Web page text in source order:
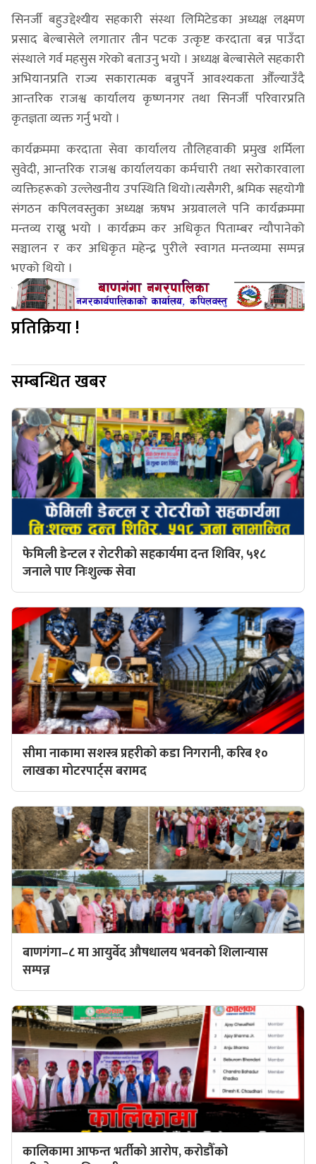
सिनर्जी बहुउद्देश्यीय सहकारी संस्था लिमिटेडका अध्यक्ष लक्ष्मण
प्रसाद बेल्बासेले लगातार तीन पटक उत्कृष्ट करदाता बन्न पाउँदा
संस्थाले गर्व महसुस गरेको बताउनु भयो । अध्यक्ष बेल्बासेले सहकारी
अभियानप्रति राज्य सकारात्मक बन्नुपर्ने आवश्यकता औँल्याउँदै
आन्तरिक राजश्व कार्यालय कृष्णनगर तथा सिनर्जी परिवारप्रति
कृतज्ञता व्यक्त गर्नु भयो ।
कार्यक्रममा करदाता सेवा कार्यालय तौलिहवाकी प्रमुख शर्मिला
सुवेदी, आन्तरिक राजश्व कार्यालयका कर्मचारी तथा सरोकारवाला
व्यक्तिहरूको उल्लेखनीय उपस्थिति थियो।त्यसैगरी, श्रमिक सहयोगी
संगठन कपिलवस्तुका अध्यक्ष ऋषभ अग्रवालले पनि कार्यक्रममा
मन्तव्य राख्नु भयो । कार्यक्रम कर अधिकृत पिताम्बर न्यौपानेको
सञ्चालन र कर अधिकृत महेन्द्र पुरीले स्वागत मन्तव्यमा सम्पन्न
भएको थियो ।
प्रतिक्रिया !
सम्बन्धित खबर
फेमिली डेन्टल र रोटरीको सहकार्यमा दन्त शिविर, ५१८
जनाले पाए निःशुल्क सेवा
सीमा नाकामा सशस्त्र प्रहरीको कडा निगरानी, करिब १०
लाखका मोटरपार्ट्स बरामद
बाणगंगा–८ मा आयुर्वेद औषधालय भवनको शिलान्यास
सम्पन्न
कालिकामा आफन्त भर्तीको आरोप, करोडौँको